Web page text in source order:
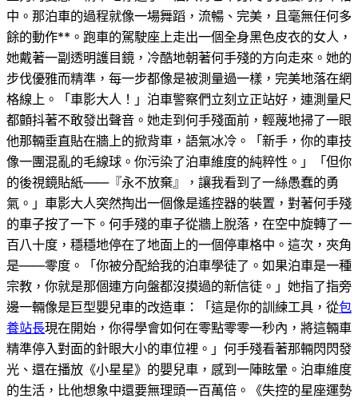
中。那泊車的過程就像一場舞蹈，流暢、完美，且毫無任何多
餘的動作**。跑車的駕駛座上走出一個全身黑色皮衣的女人，
她戴著一副透明護目鏡，冷酷地朝著何手殘的方向走來。她的
步伐優雅而精準，每一步都像是被測量過一樣，完美地落在網
格線上。「車影大人！」泊車警察們立刻立正站好，連測量尺
都顫抖著不敢發出聲音。她走到何手殘面前，輕蔑地掃了一眼
他那輛垂直貼在牆上的掀背車，語氣冰冷。「新手，你的車技
像一團混亂的毛線球。你污染了泊車維度的純粹性。」「但你
的後視鏡貼紙——『永不放棄』，讓我看到了一絲愚蠢的勇
氣。」車影大人突然掏出一個像是遙控器的裝置，對著何手殘
的車子按了一下。何手殘的車子從牆上脫落，在空中旋轉了一
百八十度，穩穩地停在了地面上的一個停車格中。這次，夾角
是——零度。「你被分配給我的泊車學徒了。如果泊車是一種
宗教，你就是那個連方向盤都沒摸過的新信徒。」她指了指旁
邊一輛像是巨型嬰兒車的改造車：「這是你的訓練工具，從包
養站長現在開始，你得學會如何在零點零零一秒內，將這輛車
精準停入對面的針眼大小的車位裡。」何手殘看著那輛閃閃發
光、還在播放《小星星》的嬰兒車，感到一陣眩暈。泊車維度
的生活，比他想象中還要無理頭一百萬倍。《失控的星座運勢